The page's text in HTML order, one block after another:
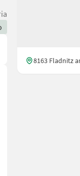
8163 Fladnitz